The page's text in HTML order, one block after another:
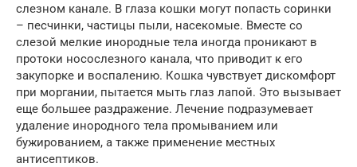
слезном канале. В глаза кошки могут попасть соринки
– песчинки, частицы пыли, насекомые. Вместе со
слезой мелкие инородные тела иногда проникают в
протоки носослезного канала, что приводит к его
закупорке и воспалению. Кошка чувствует дискомфорт
при моргании, пытается мыть глаз лапой. Это вызывает
еще большее раздражение. Лечение подразумевает
удаление инородного тела промыванием или
бужированием, а также применение местных
антисептиков.